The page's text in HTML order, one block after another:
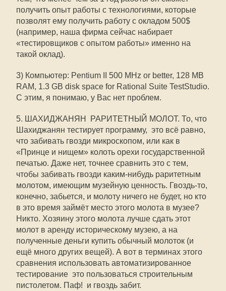
получить опыт работы с технологиями, которые
позволят ему получить работу с окладом 500$
(например, наша фирма сейчас набирает
«тестировщиков с опытом работы» именно на
такой оклад).
3) Компьютер: Pentium II 500 MHz or better, 128 MB
RAM, 1.3 GB disk space for Rational Suite TestStudio.
С этим, я понимаю, у Вас нет проблем.
5. ШАХИДЖАНЯН  РАРИТЕТНЫЙ МОЛОТ. То, что
Шахиджанян тестирует программу,  это всё равно,
что забивать гвозди микроскопом, или как в
«Принце и нищем» колоть орехи государственной
печатью. Даже нет, точнее сравнить это с тем,
чтобы забивать гвозди каким-нибудь раритетным
молотом, имеющим музейную ценность. Гвоздь-то,
конечно, забьется, и молоту ничего не будет, но кто
в это время займёт место этого молота в музее?
Никто. Хозяину этого молота лучше сдать этот
молот в аренду историческому музею, а на
полученные деньги купить обычный молоток (и
ещё много других вещей). А вот в терминах этого
сравнения использовать автоматизированное
тестирование  это пользоваться строительным
пистолетом. Паф!  и гвоздь забит.